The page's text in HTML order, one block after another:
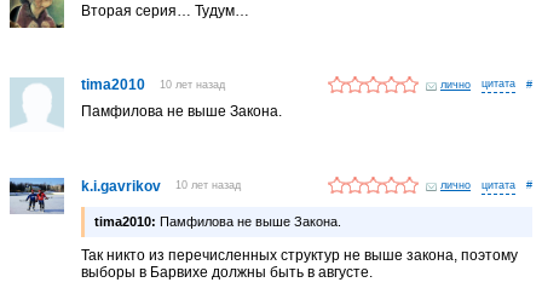
Вторая серия… Тудум…
tima2010 10 лет назад лично #
Памфилова не выше Закона.
k.i.gavrikov 10 лет назад лично #
tima2010: Памфилова не выше Закона.
Так никто из перечисленных структур не выше закона, поэтому
выборы в Барвихе должны быть в августе.